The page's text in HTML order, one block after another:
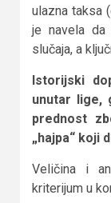
ulazna taksa
je navela
slučaja, a
Istorijski
unutar lige,
prednost
„hajpa“ koji
Veličina i
kriterijum u